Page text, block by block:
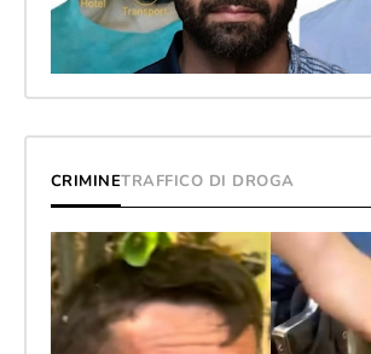
CRIMINETRAFFICO DI DROGA